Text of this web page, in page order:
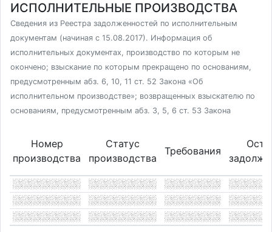
ИСПОЛНИТЕЛЬНЫЕ ПРОИЗВОДСТВА
Сведения из Реестра задолженностей по исполнительным
документам (начиная с 15.08.2017). Информация об
исполнительных документах, производство по которым не
окончено; взыскание по которым прекращено по основаниям,
предусмотренным абз. 6, 10, 11 ст. 52 Закона «Об
исполнительном производстве»; возвращенных взыскателю по
основаниям, предусмотренным абз. 3, 5, 6 ст. 53 Закона
Номер
производства
Статус
производства
Требования